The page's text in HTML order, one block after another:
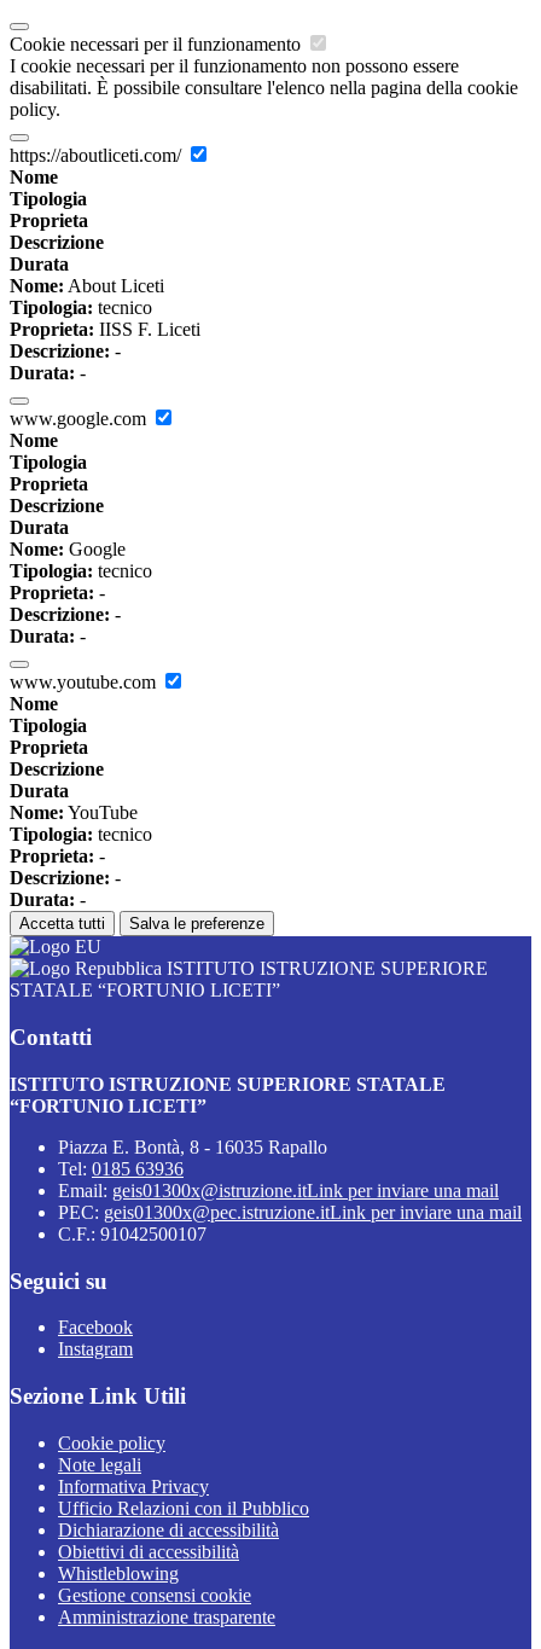
Cookie necessari per il funzionamento
I cookie necessari per il funzionamento non possono essere
disabilitati. È possibile consultare l'elenco nella pagina della cookie
policy.
https://aboutliceti.com/
Nome
Tipologia
Proprieta
Descrizione
Durata
Nome: About Liceti
Tipologia: tecnico
Proprieta: IISS F. Liceti
Descrizione: -
Durata: -
www.google.com
Nome
Tipologia
Proprieta
Descrizione
Durata
Nome: Google
Tipologia: tecnico
Proprieta: -
Descrizione: -
Durata: -
www.youtube.com
Nome
Tipologia
Proprieta
Descrizione
Durata
Nome: YouTube
Tipologia: tecnico
Proprieta: -
Descrizione: -
Durata: -
Accetta tutti Salva le preferenze
ISTITUTO ISTRUZIONE SUPERIORE
STATALE “FORTUNIO LICETI”
Contatti
ISTITUTO ISTRUZIONE SUPERIORE STATALE
“FORTUNIO LICETI”
Piazza E. Bontà, 8 - 16035 Rapallo
Tel: 0185 63936
Email: geis01300x@istruzione.itLink per inviare una mail
PEC: geis01300x@pec.istruzione.itLink per inviare una mail
C.F.: 91042500107
Seguici su
Facebook
Instagram
Sezione Link Utili
Cookie policy
Note legali
Informativa Privacy
Ufficio Relazioni con il Pubblico
Dichiarazione di accessibilità
Obiettivi di accessibilità
Whistleblowing
Gestione consensi cookie
Amministrazione trasparente